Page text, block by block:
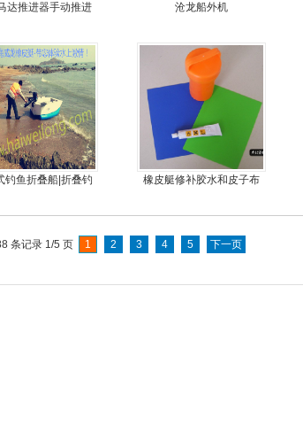
达推进器手动推进
沧龙船外机
钓鱼折叠船|折叠钓
橡皮艇修补胶水和皮子布
条记录 1/5 页 1 2 3 4 5 下一页